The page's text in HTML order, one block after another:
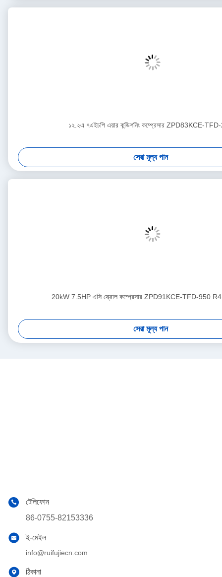
১২.২এ ৭এইচপি এয়ার কন্ডিশনিং কম্প্রেসার ZPD83KCE-
সেরা মূল্য পান
20kW 7.5HP এসি স্ক্রোল কম্প্রেসার ZPD91KCE-TFD-950
সেরা মূল্য পান
টেলিফোন
86-0755-82153336
ই-মেইল
info@ruifujiecn.com
ঠিকানা